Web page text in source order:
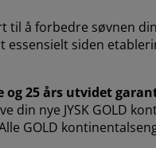
til å forbedre søvnen
siden
og 25 års utvidet
din nye JYSK GOLD
GOLD